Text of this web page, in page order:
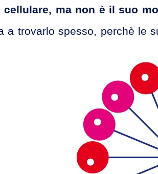
ma non è il suo
a trovarlo spesso, perchè le